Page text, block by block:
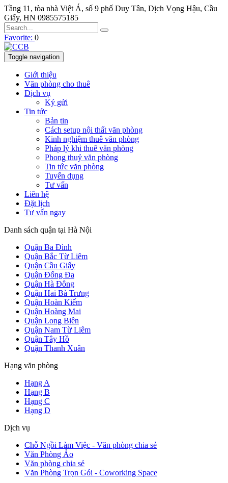
Tầng 11, tòa nhà Việt Á, số 9 phố Duy Tân, Dịch Vọng Hậu, Cầu
Giấy, HN 0985575185
Favorite: 0
Toggle navigation
Giới thiệu
Văn phòng cho thuê
Dịch vụ
Ký gửi
Tin tức
Bản tin
Cách setup nội thất văn phòng
Kinh nghiệm thuê văn phòng
Pháp lý khi thuê văn phòng
Phong thuỷ văn phòng
Tin tức văn phòng
Tuyển dụng
Tư vấn
Liên hệ
Đặt lịch
Tư vấn ngay
Danh sách quận tại Hà Nội
Quận Ba Đình
Quận Bắc Từ Liêm
Quận Cầu Giấy
Quận Đống Đa
Quận Hà Đông
Quận Hai Bà Trưng
Quận Hoàn Kiếm
Quận Hoàng Mai
Quận Long Biên
Quận Nam Từ Liêm
Quận Tây Hồ
Quận Thanh Xuân
Hạng văn phòng
Hạng A
Hạng B
Hạng C
Hạng D
Dịch vụ
Chỗ Ngồi Làm Việc - Văn phòng chia sẻ
Văn Phòng Ảo
Văn phòng chia sẻ
Văn Phòng Trọn Gói - Coworking Space